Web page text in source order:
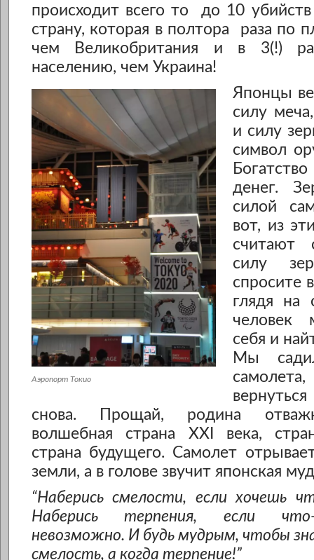
происходит всего то до 10
страну, которая в полтора раза по
чем Великобритания и в 3(!)
населению, чем Украина!
Аэропорт Токио
Японцы
силу
и силу
символ
денег.
силой
вот, из
считают
силу
cпросите
глядя на
человек
себя и
Мы
снова. Прощай, родина
волшебная страна XXI века,
страна будущего. Самолет
земли, а в голове звучит японская
“Наберись смелости, если хочешь
Наберись терпения, если
невозможно. И будь мудрым, чтобы
смелость, а когда терпение!”